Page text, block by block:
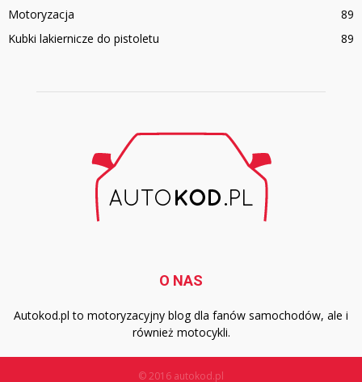
Motoryzacja
89
Kubki lakiernicze do pistoletu
89
O NAS
Autokod.pl to motoryzacyjny blog dla fanów samochodów, ale i
również motocykli.
© 2016 autokod.pl